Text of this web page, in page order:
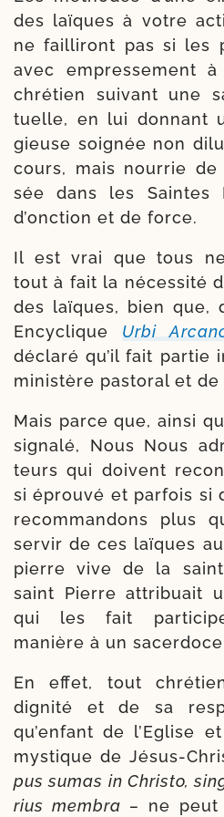
des laïques à votre
ne failli­ront pas si les
avec empres­se­ment
chré­tien sui­vant une
tuelle, en lui don­nant
gieuse soi­gnée non
cours, mais nour­rie
sée dans les Saintes
d’onction et de force.
Il est vrai que tous
tout à fait la néces­sité
des laïques, bien que,
Encyclique Urbi
décla­ré qu’il fait par­tie
minis­tère pas­to­ral et
Mais parce que, ain­si
signa­lé, Nous Nous
teurs qui doivent
si éprou­vé et par­fois si
recom­man­dons plus
ser­vir de ces laïques
pierre vive de la
saint Pierre attri­buait
qui les fait
manière à un
En effet, tout
digni­té et de sa
qu’enfant de l’Eglise
mys­tique de Jésus-​
pussumas in Christo,
rius mem­bra – ne